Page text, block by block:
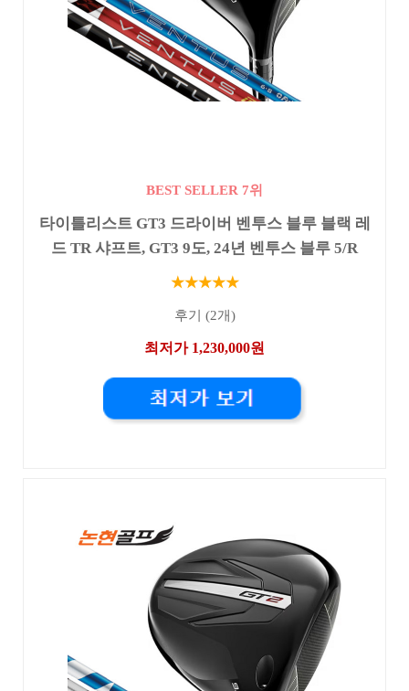
BEST SELLER 7위
타이틀리스트 GT3 드라이버 벤투스 블루 블랙 레
드 TR 샤프트, GT3 9도, 24년 벤투스 블루 5/R
★★★★★
후기 (2개)
최저가 1,230,000원